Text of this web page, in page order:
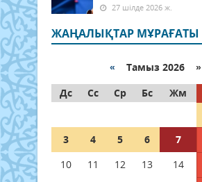
27 шілде 2026 ж.
ЖАҢАЛЫҚТАР МҰРАҒАТЫ
« Тамыз 2026 »
Дс
Сс Ср Бс Жм
3
4 5 6 7
10
11 12 13 14